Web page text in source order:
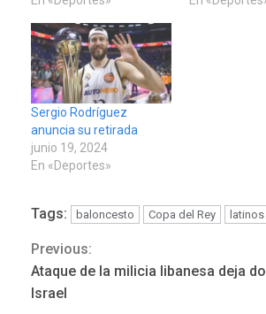
Sergio Rodríguez
anuncia su retirada
junio 19, 2024
En «Deportes»
Tags: baloncesto Copa del Rey latinos
Continue
Reading
Previous:
Ataque de la milicia libanesa deja
Israel
TITULARES
ÚLTIMA